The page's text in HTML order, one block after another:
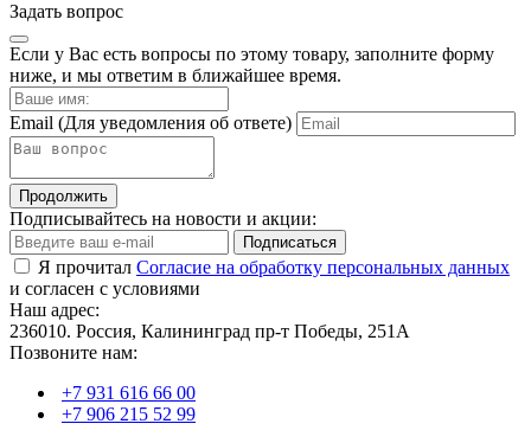
Задать вопрос
Если у Вас есть вопросы по этому товару, заполните форму
ниже, и мы ответим в ближайшее время.
Email (Для уведомления об ответе)
Продолжить
Подписывайтесь на новости и акции:
Подписаться
Я прочитал Согласие на обработку персональных данных
и согласен с условиями
Наш адрес:
236010. Россия, Калининград пр-т Победы, 251А
Позвоните нам:
+7 931 616 66 00
+7 906 215 52 99